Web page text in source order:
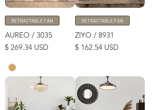
RETRACTABLE FAN
AUREO / 3035
Price
$ 269.34 USD
RETRACTABLE FAN
ZIYO / 8931
Price
$ 162.54 USD